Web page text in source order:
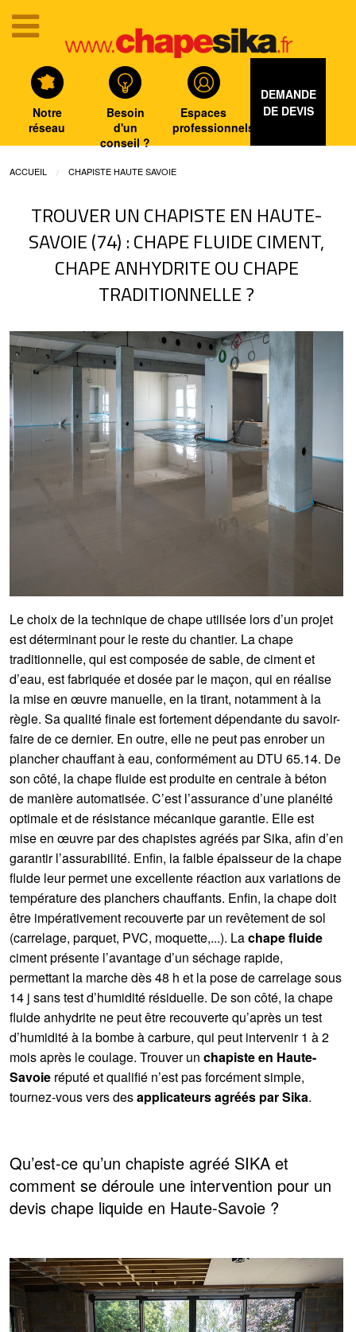
Notre
réseau
Besoin
d'un
conseil ?
Espaces
professionnels
DEMANDE
DE DEVIS
ACCUEIL CHAPISTE HAUTE SAVOIE
TROUVER UN CHAPISTE EN HAUTE-
SAVOIE (74) : CHAPE FLUIDE CIMENT,
CHAPE ANHYDRITE OU CHAPE
TRADITIONNELLE ?
Le choix de la technique de chape utilisée lors d’un projet
est déterminant pour le reste du chantier. La chape
traditionnelle, qui est composée de sable, de ciment et
d’eau, est fabriquée et dosée par le maçon, qui en réalise
la mise en œuvre manuelle, en la tirant, notamment à la
règle. Sa qualité finale est fortement dépendante du savoir-
faire de ce dernier. En outre, elle ne peut pas enrober un
plancher chauffant à eau, conformément au DTU 65.14. De
son côté, la chape fluide est produite en centrale à béton
de manière automatisée. C’est l’assurance d’une planéité
optimale et de résistance mécanique garantie. Elle est
mise en œuvre par des chapistes agréés par Sika, afin d’en
garantir l’assurabilité. Enfin, la faible épaisseur de la chape
fluide leur permet une excellente réaction aux variations de
température des planchers chauffants. Enfin, la chape doit
être impérativement recouverte par un revêtement de sol
(carrelage, parquet, PVC, moquette,...). Lachape fluide
ciment présente l’avantage d’un séchage rapide,
permettant la marche dès 48 h et la pose de carrelage sous
14 j sans test d’humidité résiduelle. De son côté, la chape
fluide anhydrite ne peut être recouverte qu’après un test
d’humidité à la bombe à carbure, qui peut intervenir 1 à 2
mois après le coulage. Trouver un chapiste en Haute-
Savoie réputé et qualifié n’est pas forcément simple,
tournez-vous vers desapplicateurs agréés par Sika.
Qu’est-ce qu’un chapiste agréé SIKA et
comment se déroule une intervention pour un
devis chape liquide en Haute-Savoie ?